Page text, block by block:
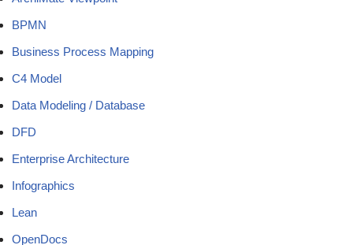
BPMN
Business Process Mapping
C4 Model
Data Modeling / Database
DFD
Enterprise Architecture
Infographics
Lean
OpenDocs